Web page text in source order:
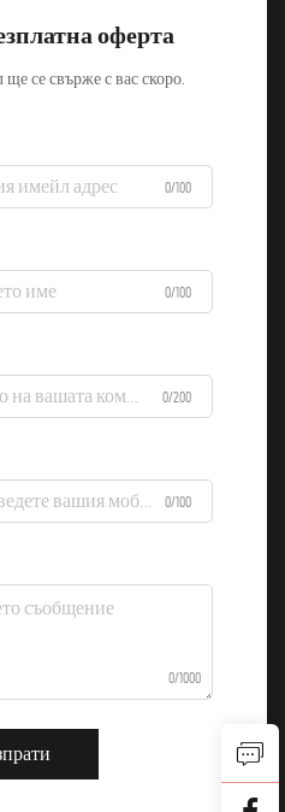
оферта
се свърже с вас скоро.
0/100
0/100
0/200
0/100
0/1000